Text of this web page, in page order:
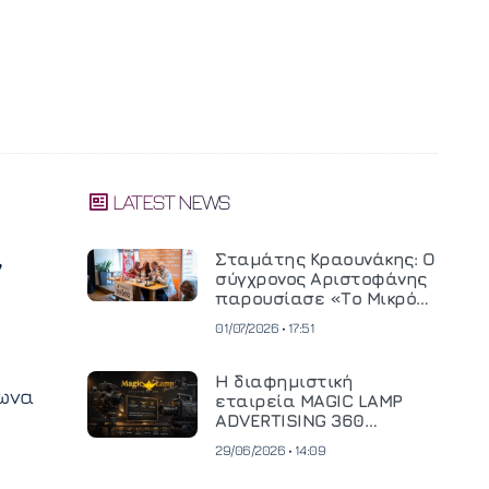
LATEST NEWS
Σταμάτης Κραουνάκης: Ο
σύγχρονος Αριστοφάνης
παρουσίασε «Το Μικρό
01/07/2026 • 17:51
Η διαφημιστική
εταιρεία MAGIC LAMP
ADVERTISING 360
κινηματογραφική
29/06/2026 • 14:09